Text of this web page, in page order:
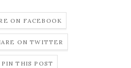
ON FACEBOOK
ON TWITTER
PIN THIS POST